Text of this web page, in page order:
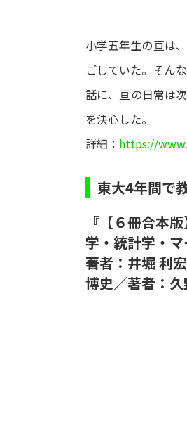
小学五年生の亘は
ごしていた。そん
話に、亘の日常は
を決心した。
詳細： https://
東大4年間で
『【６冊合本
学・統計学・
著者：井堀 利
博史／著者：